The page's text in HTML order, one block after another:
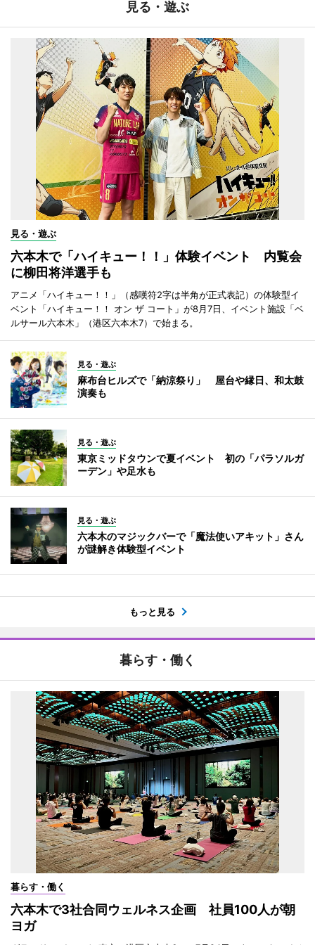
見る・遊ぶ
見る・遊ぶ
六本木で「ハイキュー！！」体験イベント 内覧会
に柳田将洋選手も
アニメ「ハイキュー！！」（感嘆符2字は半角が正式表記）の体験型イ
ベント「ハイキュー！！ オン ザ コート」が8月7日、イベント施設「ベ
ルサール六本木」（港区六本木7）で始まる。
見る・遊ぶ
麻布台ヒルズで「納涼祭り」 屋台や縁日、和太鼓
演奏も
見る・遊ぶ
東京ミッドタウンで夏イベント 初の「パラソルガ
ーデン」や足水も
見る・遊ぶ
六本木のマジックバーで「魔法使いアキット」さん
が謎解き体験型イベント
もっと見る
暮らす・働く
暮らす・働く
六本木で3社合同ウェルネス企画 社員100人が朝
ヨガ